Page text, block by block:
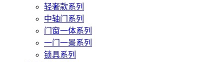
轻奢款系列
中轴门系列
门窗一体系列
一门一景系列
锁具系列